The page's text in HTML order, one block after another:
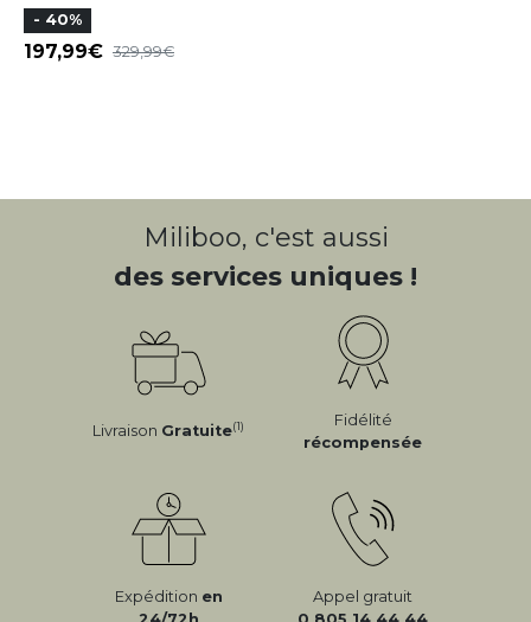
- 40%
197,99 329,99
Miliboo, c'est aussi
des services uniques !
Livraison Gratuite(1)
Fidélité
récompensée
Expédition en
Appel gratuit